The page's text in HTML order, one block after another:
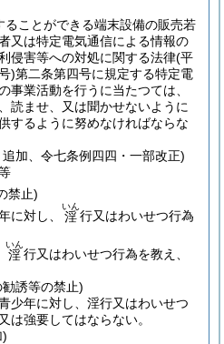
ることができる端末設備の販売若
又は特定電気通信による情報の
侵害等への対処に関する法律(平
)第二条第四号に規定する特定電
事業活動を行うに当たつては、
読ませ、又は聞かせないように
するように努めなければならな
加、令七条例四四・一部改正)
禁止)
に対し、 淫
いん
行又はわいせつ行為
淫
いん
行又はわいせつ行為を教え、
誘等の禁止)
少年に対し、淫行又はわいせつ
は強要してはならない。
)